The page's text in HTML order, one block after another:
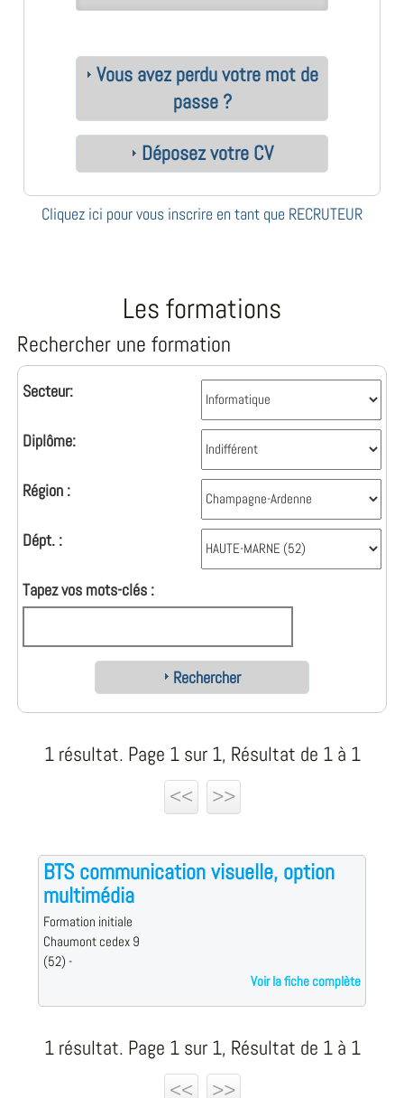
Vous avez perdu votre mot de
passe ?
Déposez votre CV
Cliquez ici pour vous inscrire en tant que RECRUTEUR
Les formations
Rechercher une formation
Secteur:
Diplôme:
Région :
Dépt. :
Tapez vos mots-clés :
Rechercher
1 résultat. Page 1 sur 1, Résultat de 1 à 1
<<
>>
BTS communication visuelle, option
multimédia
Formation initiale
Chaumont cedex 9
(52) -
Voir la fiche complète
1 résultat. Page 1 sur 1, Résultat de 1 à 1
<<
>>